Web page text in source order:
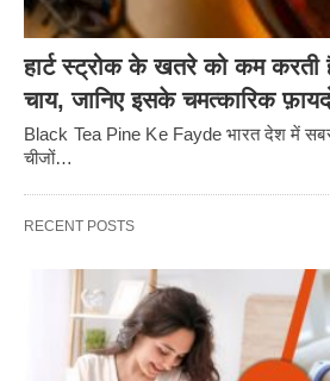
हार्ट स्ट्रोक के खतरे को कम करती
चाय, जानिए इसके चमत्कारिक
Black Tea Pine Ke Fayde भारत देश में
चीजों…
RECENT POSTS